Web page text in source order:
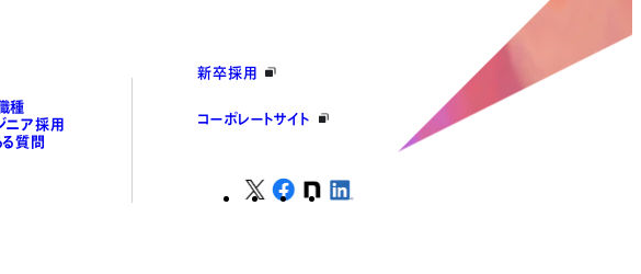
種
ニア採用
る質問
新卒採用
コーポレートサイト